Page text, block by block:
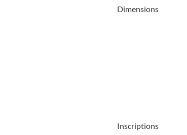
Dimensions
Inscriptions